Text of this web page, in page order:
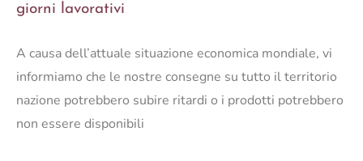
giorni lavorativi
A causa dell’attuale situazione economica mondiale, vi
informiamo che le nostre consegne su tutto il territorio
nazione potrebbero subire ritardi o i prodotti potrebbero
non essere disponibili